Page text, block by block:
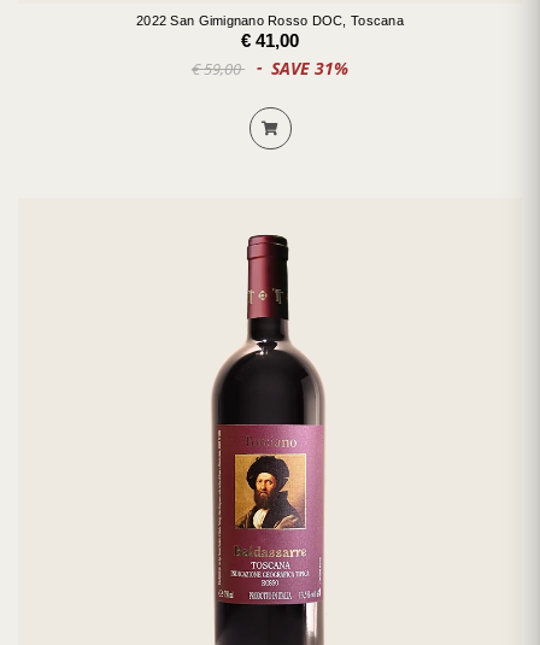
2022 San Gimignano Rosso DOC, Toscana
€ 41,00
€ 59,00 SAVE 31%